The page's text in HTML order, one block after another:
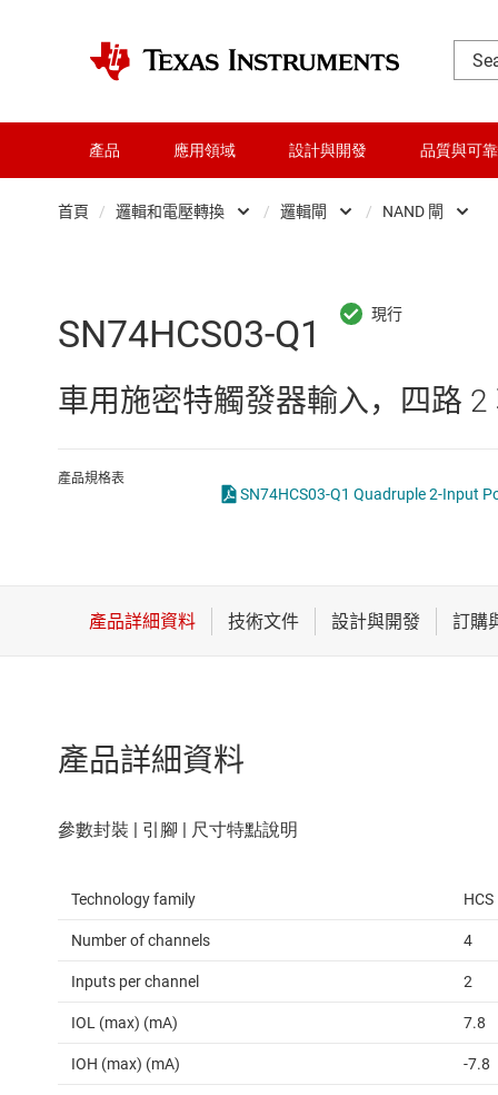
產品 應用領域 設計與開發 品質與可
首頁 / 邏輯和電壓轉換
射頻 (RF) 與微波
感測器
/ 邏輯閘
可配置且可編
正反器、鎖存
邏輯閘
/ NAND 閘
SN74HCS03-Q1
車用施密特觸發器輸入，四路 2
產品規格表
SN74HCS03-Q1 Quadruple 2-Input
產品詳細資料
Technology family HCS
Number of channels 4
Inputs per channel 2
IOL (max) (mA) 7.8
IOH (max) (mA) -7.8